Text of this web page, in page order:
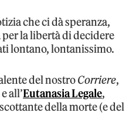
che ci dà speranza,
per la libertà di decidere
lontano, lontanissimo.
del nostroCorriere,
all’Eutanasia Legale,
della morte (e del